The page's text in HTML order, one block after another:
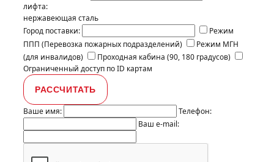
лифта:
нержавеющая сталь
Город поставки:
Режим
ППП (Перевозка пожарных подразделений)
Режим МГН
(для инвалидов)
Проходная кабина (90, 180 градусов)
Ограниченный доступ по ID картам
Ваше имя:
Телефон:
Ваш e-mail: